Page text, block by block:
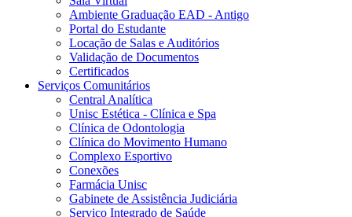
Ambiente Graduação EAD - Antigo
Portal do Estudante
Locação de Salas e Auditórios
Validação de Documentos
Certificados
Serviços Comunitários
Central Analítica
Unisc Estética - Clínica e Spa
Clínica de Odontologia
Clínica do Movimento Humano
Complexo Esportivo
Conexões
Farmácia Unisc
Gabinete de Assistência Judiciária
Serviço Integrado de Saúde